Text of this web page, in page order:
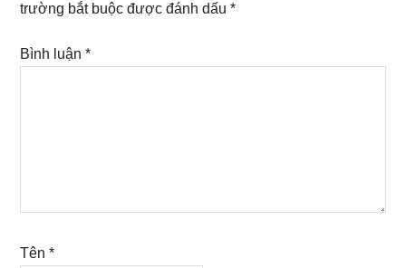
trường bắt buộc được đánh dấu*
Bình luận*
Tên*